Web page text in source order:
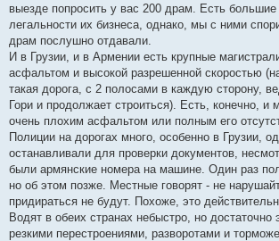
выезде попросить у вас 200 драм. Есть
легальности их бизнеса, однако, мы с ними
драм послушно отдавали.
И в Грузии, и в Армении есть крупные
асфальтом и высокой разрешенной скоростью
такая дорога, с 2 полосами в каждую сторону,
Гори и продолжает строиться). Есть, конечно, и
очень плохим асфальтом или полным его
Полиции на дорогах много, особенно в Грузии,
останавливали для проверки документов,
были армянские номера на машине. Один раз
но об этом позже. Местные говорят - не
придираться не будут. Похоже, это
Водят в обеих странах небыстро, но достаточно
резкими перестроениями, разворотами и